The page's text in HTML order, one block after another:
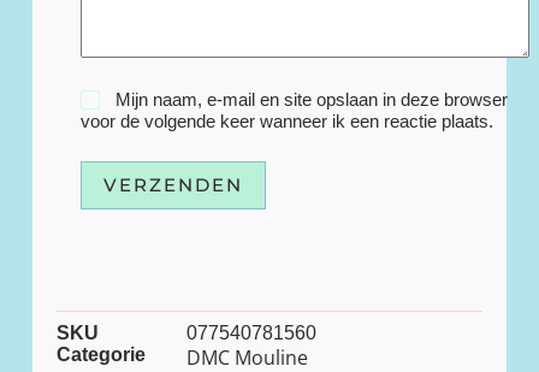
Mijn naam, e-mail en site opslaan in deze browser
voor de volgende keer wanneer ik een reactie plaats.
VERZENDEN
SKU
077540781560
Categorie
DMC Mouline